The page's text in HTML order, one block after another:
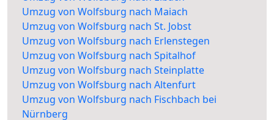
Umzug von Wolfsburg nach Maiach
Umzug von Wolfsburg nach St. Jobst
Umzug von Wolfsburg nach Erlenstegen
Umzug von Wolfsburg nach Spitalhof
Umzug von Wolfsburg nach Steinplatte
Umzug von Wolfsburg nach Altenfurt
Umzug von Wolfsburg nach Fischbach bei
Nürnberg